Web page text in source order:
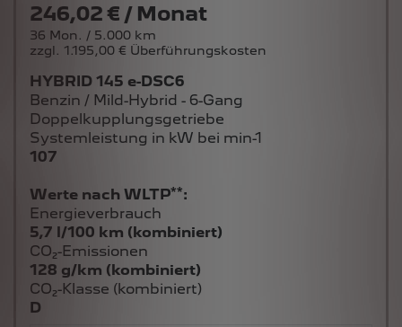
246,02 € / Monat
36 Mon. / 5.000 km
zzgl. 1.195,00 € Überführungskosten
HYBRID 145 e-DSC6
Benzin / Mild-Hybrid - 6-Gang
Doppelkupplungsgetriebe
Systemleistung in kW bei min-1
107
Werte nach WLTP**:
Energieverbrauch
5,7 l/100 km (kombiniert)
CO₂-Emissionen
128 g/km (kombiniert)
CO₂-Klasse (kombiniert)
D